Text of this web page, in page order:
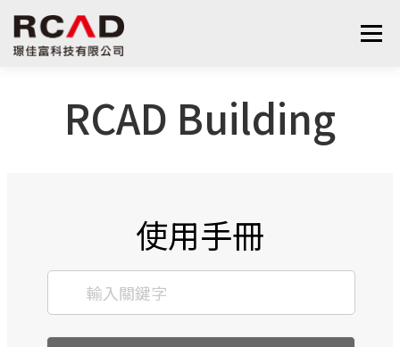
選單
算量服務
RCAD Building
使用手冊